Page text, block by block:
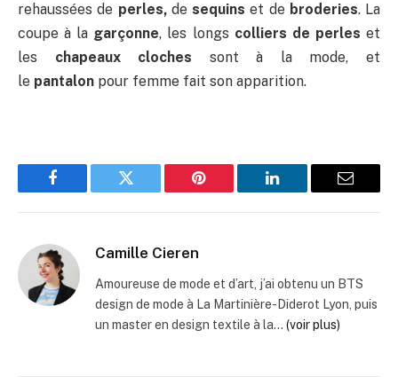
rehaussées de perles, de sequins et de broderies. La
coupe à la garçonne, les longs colliers de perles et
les chapeaux cloches sont à la mode, et
le pantalon pour femme fait son apparition.
Facebook Twitter Pinterest LinkedIn Email
Camille Cieren
Amoureuse de mode et d’art, j’ai obtenu un BTS
design de mode à La Martinière-Diderot Lyon, puis
un master en design textile à la... (voir plus)